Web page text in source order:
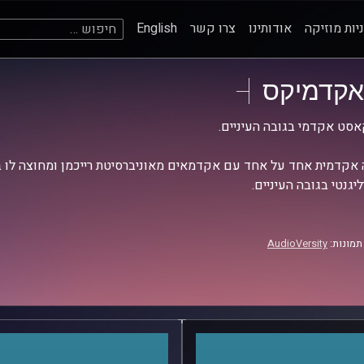
מוזיקה אודותינו צרו קשר English חיפוש:
אקדמיקס
אקדמי בגובה העיניים.
אקדמית אחד על אחד עם אקדמאים מאוניברסיטת רייכמן ומחוצה לו
בגובה העיניים.
AudioVersity